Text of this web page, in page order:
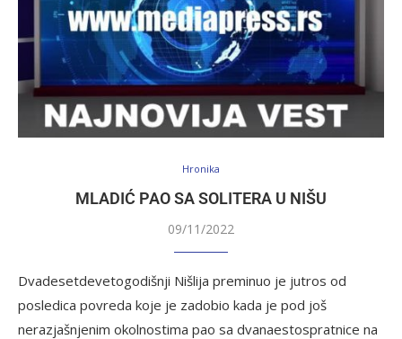
Hronika
MLADIĆ PAO SA SOLITERA U NIŠU
09/11/2022
Dvadesetdevetogodišnji Nišlija preminuo je jutros od
posledica povreda koje je zadobio kada je pod još
nerazjašnjenim okolnostima pao sa dvanaestospratnice na